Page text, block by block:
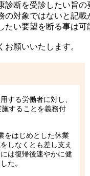
診断を受診したい旨
の対象ではないと記載
たい要望を断る事は可
願いいたします。
する労働者に対し、
することを義務付
をはじめとした休業
しなくとも差し支え
は復帰後速やかに健
た。